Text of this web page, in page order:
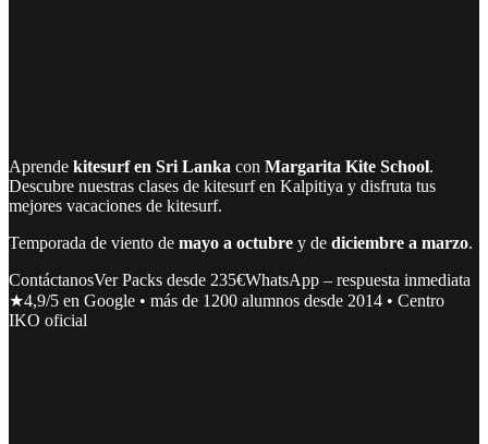
Aprende kitesurf en Sri Lanka con Margarita Kite School.
Descubre nuestras clases de kitesurf en Kalpitiya y disfruta tus
mejores vacaciones de kitesurf.
Temporada de viento de mayo a octubre y de diciembre a marzo.
ContáctanosVer Packs desde 235€WhatsApp – respuesta inmediata
★4,9/5 en Google • más de 1200 alumnos desde 2014 • Centro
IKO oficial